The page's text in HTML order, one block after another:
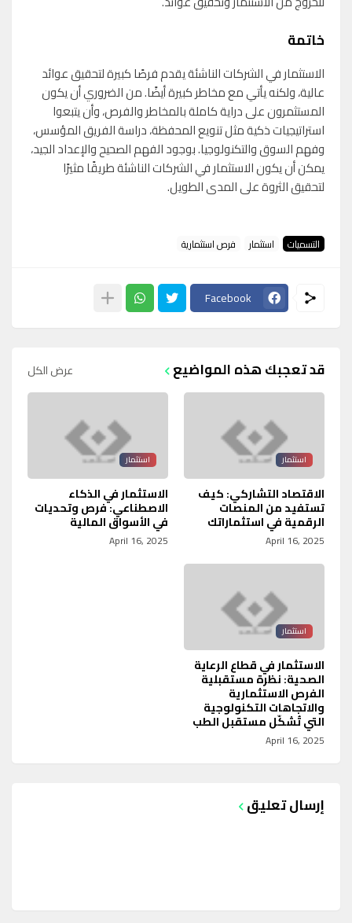
خاتمة
الاستثمار في الشركات الناشئة يقدم فرصًا كبيرة لتحقيق عوائد
عالية، ولكنه يأتي مع مخاطر كبيرة أيضًا. من الضروري أن يكون
المستثمرون على دراية كاملة بالمخاطر والفرص، وأن يتبعوا
استراتيجيات ذكية مثل تنويع المحفظة، دراسة الفريق المؤسس،
وفهم السوق والتكنولوجيا. بوجود الفهم الصحيح والإعداد الجيد،
يمكن أن يكون الاستثمار في الشركات الناشئة طريقًا مثيرًا
لتحقيق الثروة على المدى الطويل.
التسميات استثمار فرص استثمارية
Facebook
قد تعجبك هذه المواضيع عرض الكل
استثمار
الاقتصاد التشاركي: كيف
تستفيد من المنصات
الرقمية في استثماراتك
April 16, 2025
استثمار
الاستثمار في الذكاء
الاصطناعي: فرص وتحديات
في الأسواق المالية
April 16, 2025
استثمار
الاستثمار في قطاع الرعاية
الصحية: نظرة مستقبلية
الفرص الاستثمارية
والاتجاهات التكنولوجية
التي تُشكّل مستقبل الطب
April 16, 2025
إرسال تعليق